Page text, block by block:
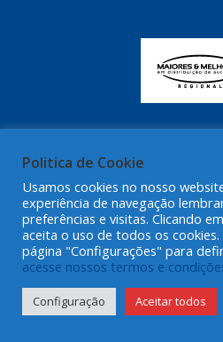
Politica de Cookie
Usamos cookies no nosso
experiência de navegação
preferências e visitas. Clicando
aceita o uso de todos os
página "Configurações" para
acesse nossos termos e
Configuração Aceitar todos